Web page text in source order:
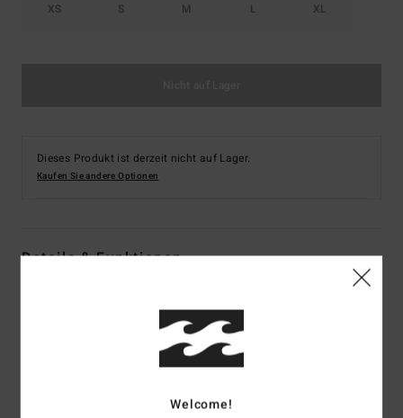
XS S M L XL
Dieses Produkt ist derzeit nicht auf Lager.
Kaufen Sie andere Optionen
Details & Funktionen
Farbcodecpk0
Core-KollektionWelcome!